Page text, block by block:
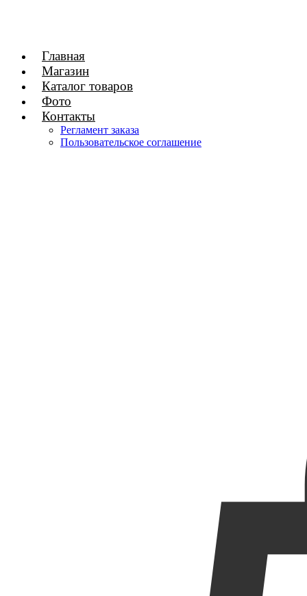
Главная
Магазин
Каталог товаров
Фото
Контакты
Регламент заказа
Пользовательское соглашение